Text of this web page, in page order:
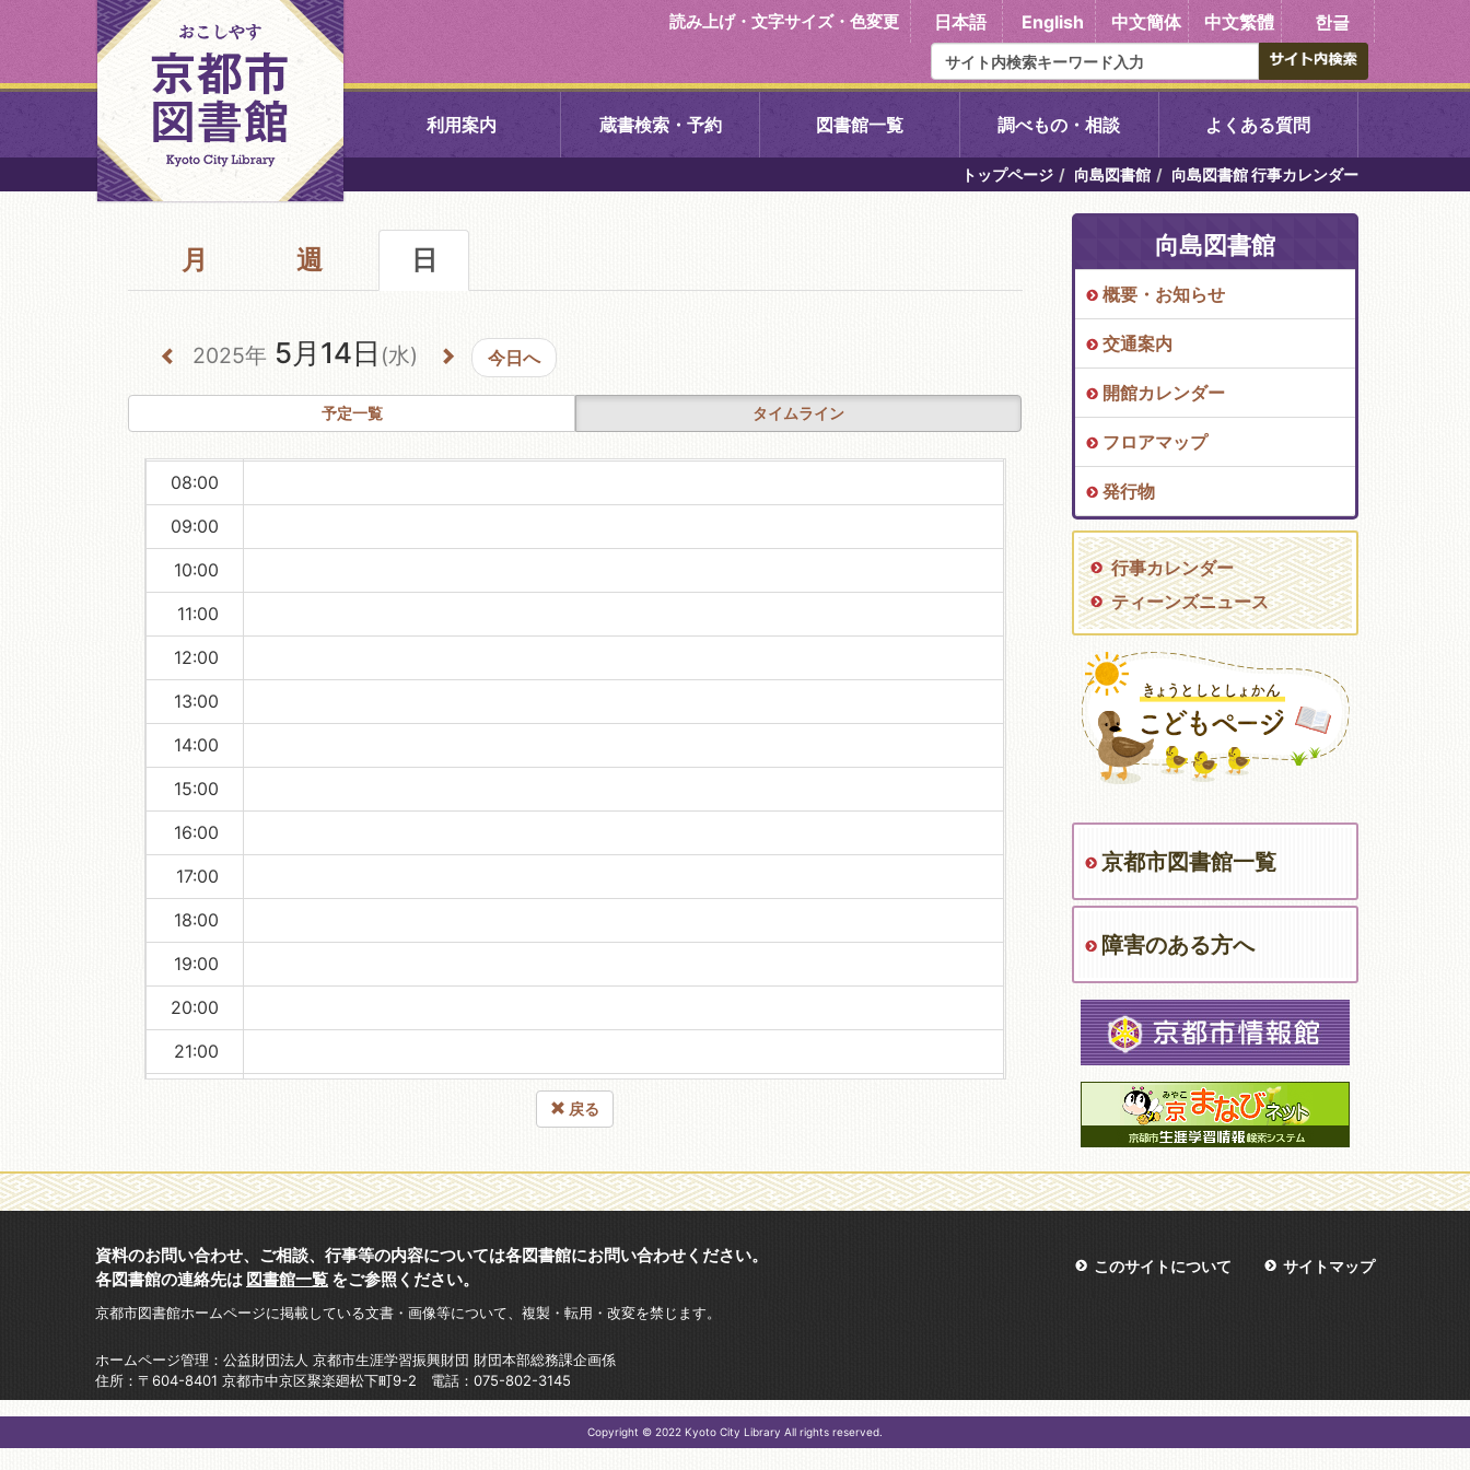
読み上げ・文字サイズ・色変更 日本語 English 中文簡体 中文繁體 한글
利用案内 蔵書検索・予約 図書館一覧
中央図書館 右京中央図書館 伏見中央図書館 醍醐中央図書館
北図書館 東山図書館
吉祥院図書館
久世ふれあいセンター図
向島図書館
醍醐図書館 久我のもり図書館
こどもみらい館子育て図
コミュニティプラザ深草
図書館
移動図書館
調べもの・相談 よくある質問
トップページ 向島図書館 向島図書館 行事カレンダー
月 週 日
2025年 5月14日 (水) 今日へ
予定一覧 タイムライン
00:00
03:00
05:00
06:00
07:00
08:00
09:00
10:00
11:00
12:00
13:00
14:00
15:00
16:00
17:00
18:00
19:00
20:00
21:00
戻る
向島図書館
概要・お知らせ
交通案内
開館カレンダー
フロアマップ
発行物
行事カレンダー
ティーンズニュース
京都市図書館一覧
障害のある方へ
このサイトについて サイトマップ
資料のお問い合わせ、ご相談、行事等の内容については各図書館にお問い合わせください。
各図書館の連絡先は 図書館一覧 をご参照ください。
京都市図書館ホームページに掲載している文書・画像等について、複製・転用・改変を禁じます。
ホームページ管理：公益財団法人 京都市生涯学習振興財団 財団本部総務課企画係
住所：〒604-8401 京都市中京区聚楽廻松下町9-2 電話：075-802-3145
Copyright © 2022 Kyoto City Library All rights reserved.